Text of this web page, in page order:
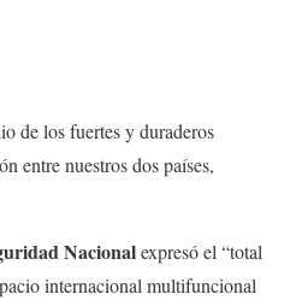
de los fuertes y duraderos
entre nuestros dos países,
Nacionalexpresó el “total
internacional multifuncional